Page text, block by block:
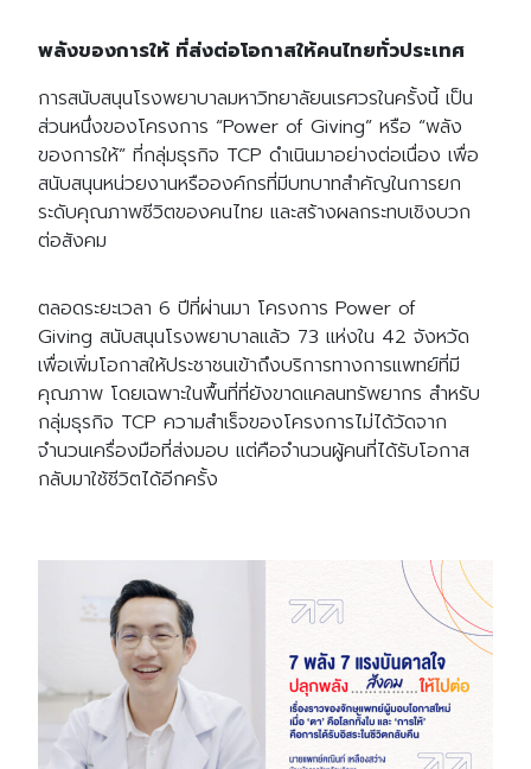
พลังของการให้ ที่ส่งต่อโอกาสให้คนไทยทั่วประเทศ
การสนับสนุนโรงพยาบาลมหาวิทยาลัยนเรศวรในครั้งนี้ เป็น
ส่วนหนึ่งของโครงการ “Power of Giving” หรือ “พลัง
ของการให้” ที่กลุ่มธุรกิจ TCP ดำเนินมาอย่างต่อเนื่อง เพื่อ
สนับสนุนหน่วยงานหรือองค์กรที่มีบทบาทสำคัญในการยก
ระดับคุณภาพชีวิตของคนไทย และสร้างผลกระทบเชิงบวก
ต่อสังคม
ตลอดระยะเวลา 6 ปีที่ผ่านมา โครงการ Power of
Giving สนับสนุนโรงพยาบาลแล้ว 73 แห่งใน 42 จังหวัด
เพื่อเพิ่มโอกาสให้ประชาชนเข้าถึงบริการทางการแพทย์ที่มี
คุณภาพ โดยเฉพาะในพื้นที่ที่ยังขาดแคลนทรัพยากร สำหรับ
กลุ่มธุรกิจ TCP ความสำเร็จของโครงการไม่ได้วัดจาก
จำนวนเครื่องมือที่ส่งมอบ แต่คือจำนวนผู้คนที่ได้รับโอกาส
กลับมาใช้ชีวิตได้อีกครั้ง